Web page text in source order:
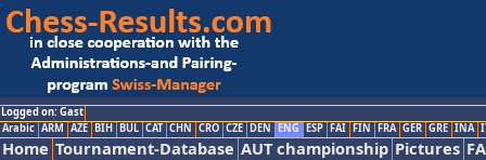
Logged on: Gast
Arabic ARM AZE BIH BUL CAT CHN CRO CZE DEN ENG ESP FAI FIN FRA GER GRE INA
Home Tournament-Database AUT championship Pictures